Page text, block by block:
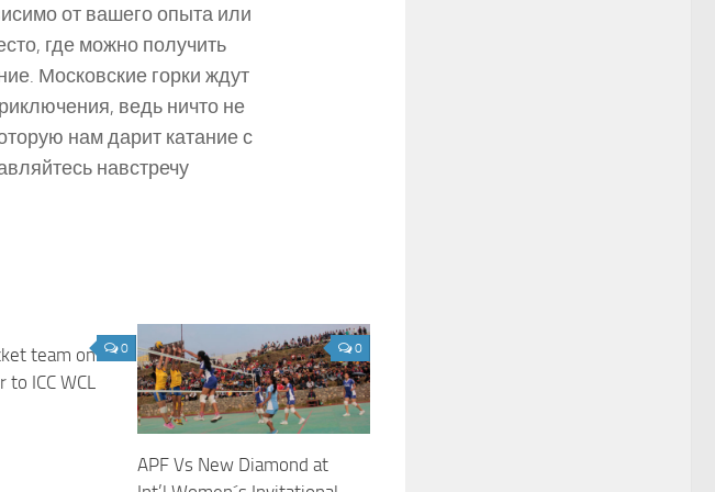
от вашего опыта или
где можно получить
Московские горки ждут
ведь ничто не
нам дарит катание с
навстречу
0
team on
ICC WCL
0
APF Vs New Diamond at